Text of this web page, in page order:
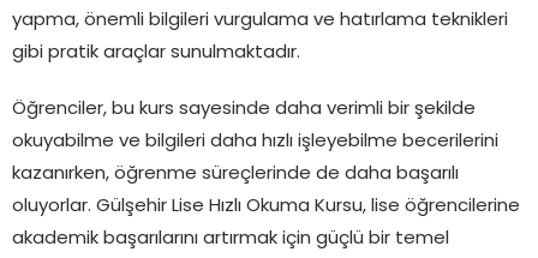
yapma, önemli bilgileri vurgulama ve hatırlama teknikleri
gibi pratik araçlar sunulmaktadır.
Öğrenciler, bu kurs sayesinde daha verimli bir şekilde
okuyabilme ve bilgileri daha hızlı işleyebilme becerilerini
kazanırken, öğrenme süreçlerinde de daha başarılı
oluyorlar. Gülşehir Lise Hızlı Okuma Kursu, lise öğrencilerine
akademik başarılarını artırmak için güçlü bir temel